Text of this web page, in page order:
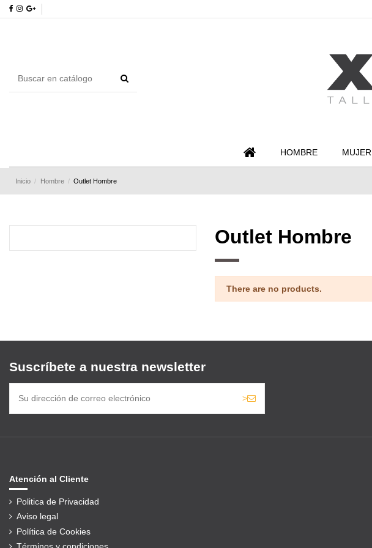
HOMBRE MUJER
Inicio Hombre Outlet Hombre
Outlet Hombre
There are no products.
Suscríbete a nuestra newsletter
>
Atención al Cliente
Politica de Privacidad
Aviso legal
Política de Cookies